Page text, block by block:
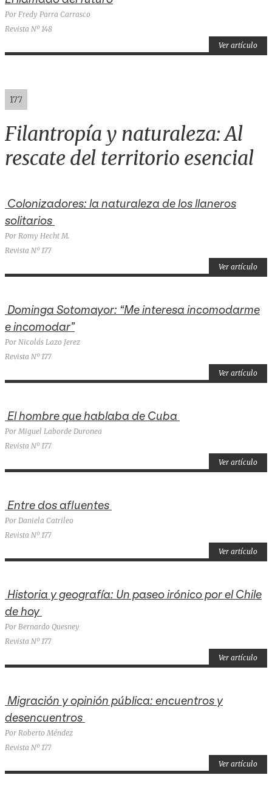
Por Fredy Parra Carrasco
Revista Nº 148
Ver artículo
177
Filantropía y naturaleza: Al
rescate del territorio esencial
Colonizadores: la naturaleza de los llaneros
solitarios
Por Romy Hecht M.
Revista Nº 177
Ver artículo
Dominga Sotomayor: “Me interesa incomodarme
e incomodar”
Por Nicolás Lazo Jerez
Revista Nº 177
Ver artículo
El hombre que hablaba de Cuba
Por Miguel Laborde Duronea
Revista Nº 177
Ver artículo
Entre dos afluentes
Por Daniela Catrileo
Revista Nº 177
Ver artículo
Historia y geografía: Un paseo irónico por el Chile
de hoy
Por Bernardo Quesney
Revista Nº 177
Ver artículo
Migración y opinión pública: encuentros y
desencuentros
Por Roberto Méndez
Revista Nº 177
Ver artículo